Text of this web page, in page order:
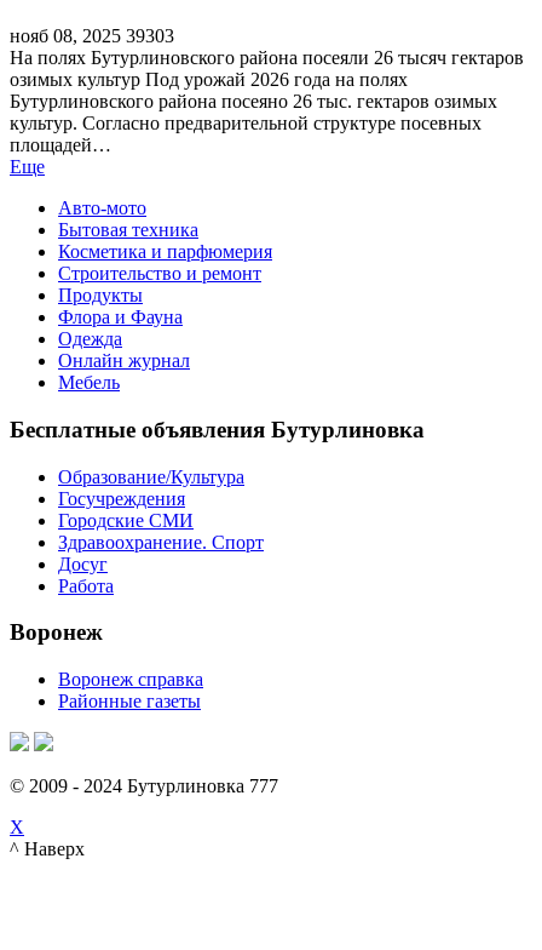
нояб 08, 2025 39303
На полях Бутурлиновского района посеяли 26 тысяч гектаров
озимых культур Под урожай 2026 года на полях
Бутурлиновского района посеяно 26 тыс. гектаров озимых
культур. Согласно предварительной структуре посевных
площадей…
Еще
Авто-мото
Бытовая техника
Косметика и парфюмерия
Строительство и ремонт
Продукты
Флора и Фауна
Одежда
Онлайн журнал
Мебель
Бесплатные объявления Бутурлиновка
Образование/Культура
Госучреждения
Городские СМИ
Здравоохранение. Спорт
Досуг
Работа
Воронеж
Воронеж справка
Районные газеты
© 2009 - 2024 Бутурлиновка 777
X
^ Наверх